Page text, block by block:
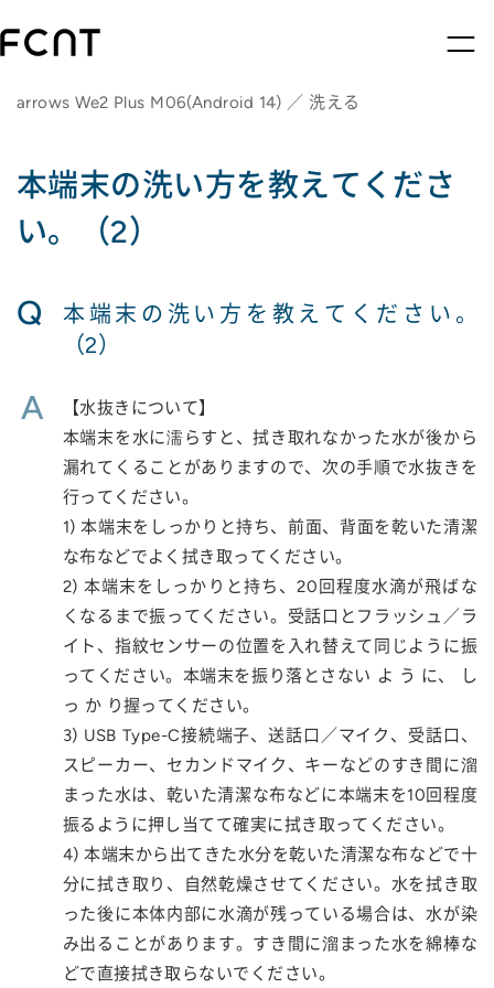
arrows We2 Plus M06(Android 14) ／ 洗える
本端末の洗い方を教えてくださ
い。（2）
Q
本端末の洗い方を教えてください。
（2）
A
【水抜きについて】
本端末を水に濡らすと、拭き取れなかった水が後から
漏れてくることがありますので、次の手順で水抜きを
行ってください。
1) 本端末をしっかりと持ち、前面、背面を乾いた清潔
な布などでよく拭き取ってください。
2) 本端末をしっかりと持ち、20回程度水滴が飛ばな
くなるまで振ってください。受話口とフラッシュ／ラ
イト、指紋センサーの位置を入れ替えて同じように振
ってください。本端末を振り落とさない よ う に、 し
っ か り握ってください。
3) USB Type-C接続端子、送話口／マイク、受話口、
スピーカー、セカンドマイク、キーなどのすき間に溜
まった水は、乾いた清潔な布などに本端末を10回程度
振るように押し当てて確実に拭き取ってください。
4) 本端末から出てきた水分を乾いた清潔な布などで十
分に拭き取り、自然乾燥させてください。水を拭き取
った後に本体内部に水滴が残っている場合は、水が染
み出ることがあります。すき間に溜まった水を綿棒な
どで直接拭き取らないでください。